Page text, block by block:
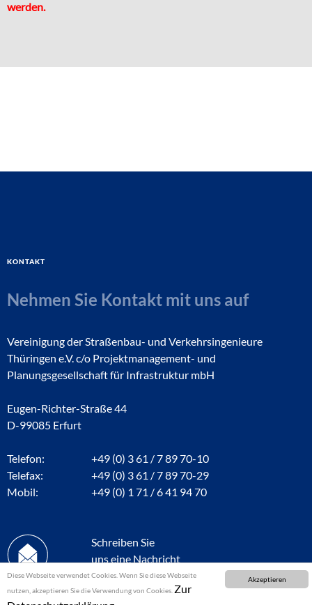
Akzeptieren
Diese Webseite verwendet Cookies. Wenn Sie diese Webseite
nutzen, akzeptieren Sie die Verwendung von Cookies. Zur
werden.
Kontakt
Nehmen Sie Kontakt mit uns auf
Vereinigung der Straßenbau- und Verkehrsingenieure
Thüringen e.V. c/o Projektmanagement- und
Planungsgesellschaft für Infrastruktur mbH
Eugen-Richter-Straße 44
D-99085 Erfurt
Telefon:
+49 (0) 3 61 / 7 89 70-10
Telefax:
+49 (0) 3 61 / 7 89 70-29
Mobil:
+49 (0) 1 71 / 6 41 94 70
Schreiben Sie
uns eine Nachricht